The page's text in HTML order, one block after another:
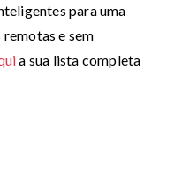
para uma
e sem
a sua lista completa